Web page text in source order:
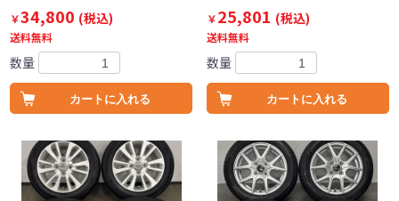
￥34,800 (税込)
送料無料
数量
カートに入れる
￥25,801 (税込)
送料無料
数量
カートに入れる